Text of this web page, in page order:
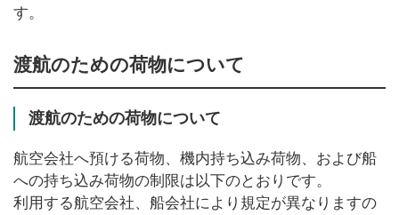
す。
渡航のための荷物について
渡航のための荷物について
航空会社へ預ける荷物、機内持ち込み荷物、および船
への持ち込み荷物の制限は以下のとおりです。
利用する航空会社、船会社により規定が異なりますの